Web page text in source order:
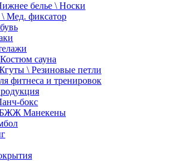
белье \ Носки
\ Мед. фиксатор
сауна
\ Резиновые петли
фитнеса и тренировок
бокс
БЖЖ Манекены